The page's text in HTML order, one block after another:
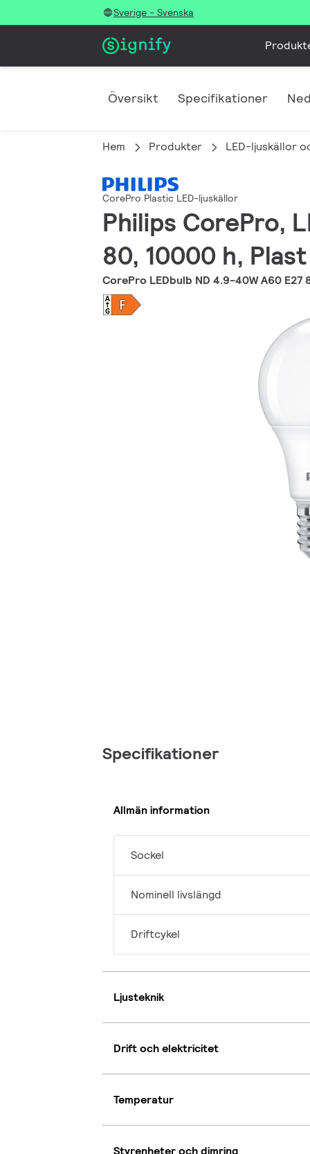
Sverige - Svenska
Översikt Specifikationer
Hem Produkter LED-ljuskällor
CorePro Plastic LED-ljuskällor
Philips CorePro,
80, 10000 h, Plast
CorePro LEDbulb ND 4.9-40W A60 E27
Specifikationer
Allmän information
Sockel
Nominell livslängd
Driftcykel
Ljusteknik
Drift och elektricitet
Temperatur
Styrenheter och dimring